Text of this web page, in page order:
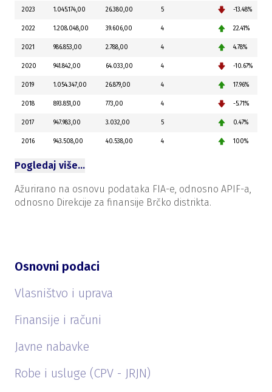
2023 1.045.174,00 26.380,00 5 -13.48%
2022 1.208.048,00 39.606,00 4 22.41%
2021 986.853,00 2.788,00 4 4.78%
2020 941.842,00 64.033,00 4 -10.67%
2019 1.054.347,00 26.879,00 4 17.96%
2018 893.851,00 773,00 4 -5.71%
2017 947.983,00 3.032,00 5 0.47%
2016 943.508,00 40.538,00 4 100%
Pogledaj više…
Ažurirano na osnovu podataka FIA-e, odnosno APIF-a,
odnosno Direkcije za finansije Brčko distrikta.
Osnovni podaci
Vlasništvo i uprava
Finansije i računi
Javne nabavke
Robe i usluge (CPV - JRJN)